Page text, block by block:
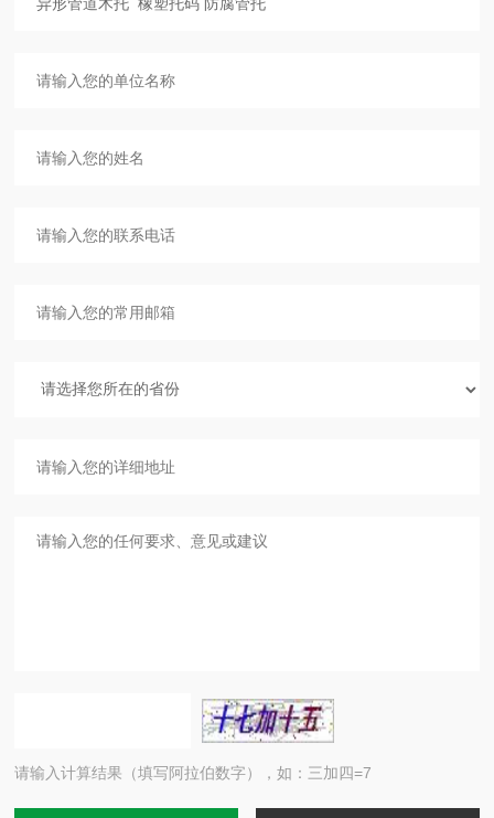
请输入计算结果（填写阿拉伯数字），如：三加四=7